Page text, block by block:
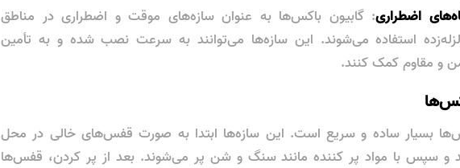
اضطراری: گابیون باکس‌ها به عنوان سازه‌های موقت و اضطراری در مناطق
استفاده می‌شوند. این سازه‌ها می‌توانند به سرعت نصب شده و به تأمین
و مقاوم کمک کنند.
بسیار ساده و سریع است. این سازه‌ها ابتدا به صورت قفس‌های خالی در محل
و سپس با مواد پر کننده مانند سنگ و شن پر می‌شوند. بعد از پر کردن، قفس‌ها